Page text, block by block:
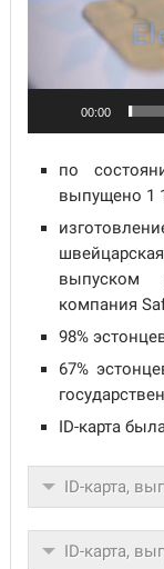
00:00
по
выпущено 1
выпуском
компания
98%
67%
ID-карта
ID-карта,
ID-карта,